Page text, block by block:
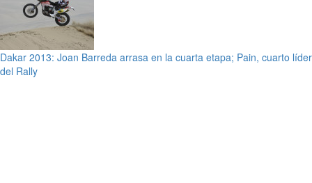
Dakar 2013: Joan Barreda arrasa en la cuarta etapa; Pain, cuarto líder
del Rally